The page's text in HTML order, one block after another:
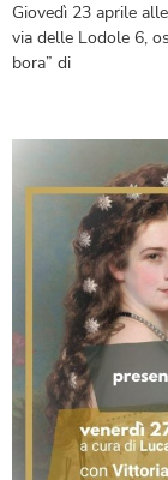
Giovedì 23 aprile
via delle Lodole 6,
bora” di